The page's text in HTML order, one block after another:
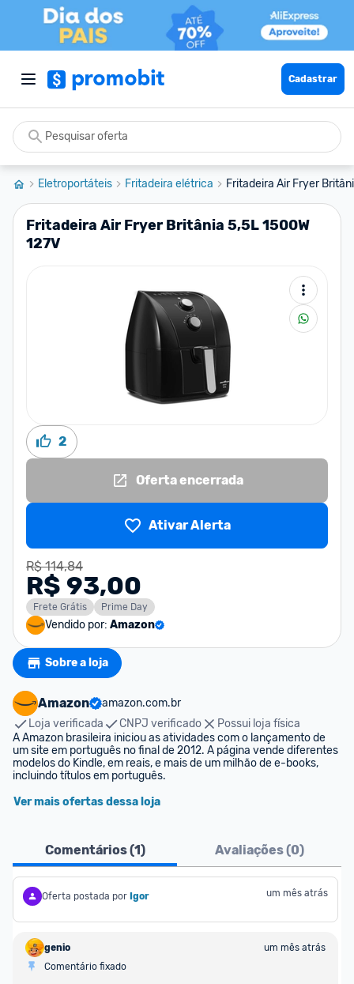
Cadastrar
Eletroportáteis Fritadeira elétrica Fritadeira Air Fryer
Fritadeira Air Fryer Britânia 5,5L 1500W
127V
2
Oferta encerrada
Ativar Alerta
R$ 114,84
R$ 93,00
Frete Grátis Prime Day
Vendido por: Amazon
Sobre a loja
Amazon
amazon.com.br
Loja verificada
CNPJ verificado
Possui loja física
A Amazon brasileira iniciou as atividades com o lançamento de
um site em português no final de 2012. A página vende diferentes
modelos do Kindle, em reais, e mais de um milhão de e-books,
incluindo títulos em português.
Ver mais ofertas dessa loja
Comentários (1) Avaliações (0)
Oferta postada por Igor um mês atrás
genio
um mês atrás
Comentário fixado